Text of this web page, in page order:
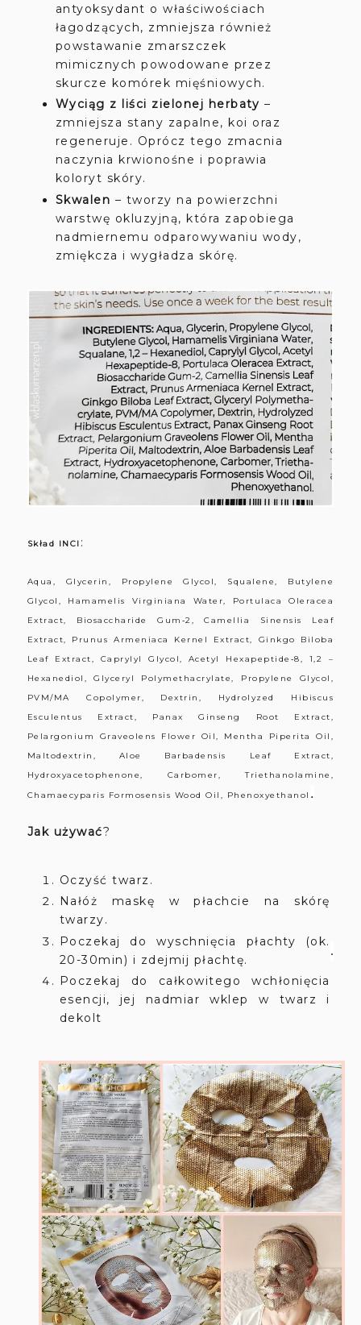
antyoksydant o właściwościach
łagodzących, zmniejsza również
powstawanie zmarszczek
mimicznych powodowane przez
skurcze komórek mięśniowych.
Wyciąg z liści zielonej herbaty –
zmniejsza stany zapalne, koi oraz
regeneruje. Oprócz tego zmacnia
naczynia krwionośne i poprawia
koloryt skóry.
Skwalen – tworzy na powierzchni
warstwę okluzyjną, która zapobiega
nadmiernemu odparowywaniu wody,
zmiękcza i wygładza skórę.
Skład INCI :
Aqua, Glycerin, Propylene Glycol, Squalene, Butylene
Glycol, Hamamelis Virginiana Water, Portulaca Oleracea
Extract, Biosaccharide Gum‐2, Camellia Sinensis Leaf
Extract, Prunus Armeniaca Kernel Extract, Ginkgo Biloba
Leaf Extract, Caprylyl Glycol, Acetyl Hexapeptide‐8, 1,2 –
Hexanediol, Glyceryl Polymethacrylate, Propylene Glycol,
PVM/MA Copolymer, Dextrin, Hydrolyzed Hibiscus
Esculentus Extract, Panax Ginseng Root Extract,
Pelargonium Graveolens Flower Oil, Mentha Piperita Oil,
Maltodextrin, Aloe Barbadensis Leaf Extract,
Hydroxyacetophenone, Carbomer, Triethanolamine,
Chamaecyparis Formosensis Wood Oil, Phenoxyethanol .
Jak używać?
Oczyść twarz.
Nałóż maskę w płachcie na skórę
twarzy.
Poczekaj do wyschnięcia płachty (ok.
20-30min) i zdejmij płachtę.
Poczekaj do całkowitego wchłonięcia
esencji, jej nadmiar wklep w twarz i
dekolt
.